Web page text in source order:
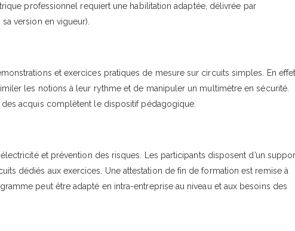
professionnel requiert une habilitation adaptée, délivrée par
version en vigueur).
et exercices pratiques de mesure sur circuits simples. En
les notions à leur rythme et de manipuler un multimètre en sécurité.
des acquis complètent le dispositif pédagogique.
et prévention des risques. Les participants disposent d’un
dédiés aux exercices. Une attestation de fin de formation est remise à
peut être adapté en intra-entreprise au niveau et aux besoins des